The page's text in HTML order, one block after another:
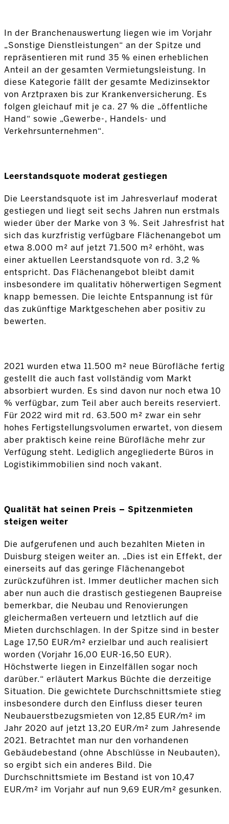
In der Branchenauswertung liegen wie im Vorjahr
„Sonstige Dienstleistungen“ an der Spitze und
repräsentieren mit rund 35 % einen erheblichen
Anteil an der gesamten Vermietungsleistung. In
diese Kategorie fällt der gesamte Medizinsektor
von Arztpraxen bis zur Krankenversicherung. Es
folgen gleichauf mit je ca. 27 % die „öffentliche
Hand“ sowie „Gewerbe-, Handels- und
Verkehrsunternehmen“.
Leerstandsquote moderat gestiegen
Die Leerstandsquote ist im Jahresverlauf moderat
gestiegen und liegt seit sechs Jahren nun erstmals
wieder über der Marke von 3 %. Seit Jahresfrist hat
sich das kurzfristig verfügbare Flächenangebot um
etwa 8.000 m² auf jetzt 71.500 m² erhöht, was
einer aktuellen Leerstandsquote von rd. 3,2 %
entspricht. Das Flächenangebot bleibt damit
insbesondere im qualitativ höherwertigen Segment
knapp bemessen. Die leichte Entspannung ist für
das zukünftige Marktgeschehen aber positiv zu
bewerten.
2021 wurden etwa 11.500 m² neue Bürofläche fertig
gestellt die auch fast vollständig vom Markt
absorbiert wurden. Es sind davon nur noch etwa 10
% verfügbar, zum Teil aber auch bereits reserviert.
Für 2022 wird mit rd. 63.500 m² zwar ein sehr
hohes Fertigstellungsvolumen erwartet, von diesem
aber praktisch keine reine Bürofläche mehr zur
Verfügung steht. Lediglich angegliederte Büros in
Logistikimmobilien sind noch vakant.
Qualität hat seinen Preis – Spitzenmieten
steigen weiter
Die aufgerufenen und auch bezahlten Mieten in
Duisburg steigen weiter an. „Dies ist ein Effekt, der
einerseits auf das geringe Flächenangebot
zurückzuführen ist. Immer deutlicher machen sich
aber nun auch die drastisch gestiegenen Baupreise
bemerkbar, die Neubau und Renovierungen
gleichermaßen verteuern und letztlich auf die
Mieten durchschlagen. In der Spitze sind in bester
Lage 17,50 EUR/m² erzielbar und auch realisiert
worden (Vorjahr 16,00 EUR-16,50 EUR).
Höchstwerte liegen in Einzelfällen sogar noch
darüber.“ erläutert Markus Büchte die derzeitige
Situation. Die gewichtete Durchschnittsmiete stieg
insbesondere durch den Einfluss dieser teuren
Neubauerstbezugsmieten von 12,85 EUR/m² im
Jahr 2020 auf jetzt 13,20 EUR/m² zum Jahresende
2021. Betrachtet man nur den vorhandenen
Gebäudebestand (ohne Abschlüsse in Neubauten),
so ergibt sich ein anderes Bild. Die
Durchschnittsmiete im Bestand ist von 10,47
EUR/m² im Vorjahr auf nun 9,69 EUR/m² gesunken.